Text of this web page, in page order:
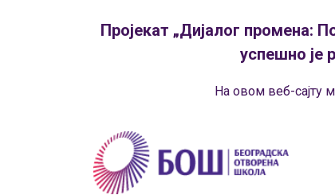
Пројекат „Дијалог промена:
успешно је
На овом веб-сајту